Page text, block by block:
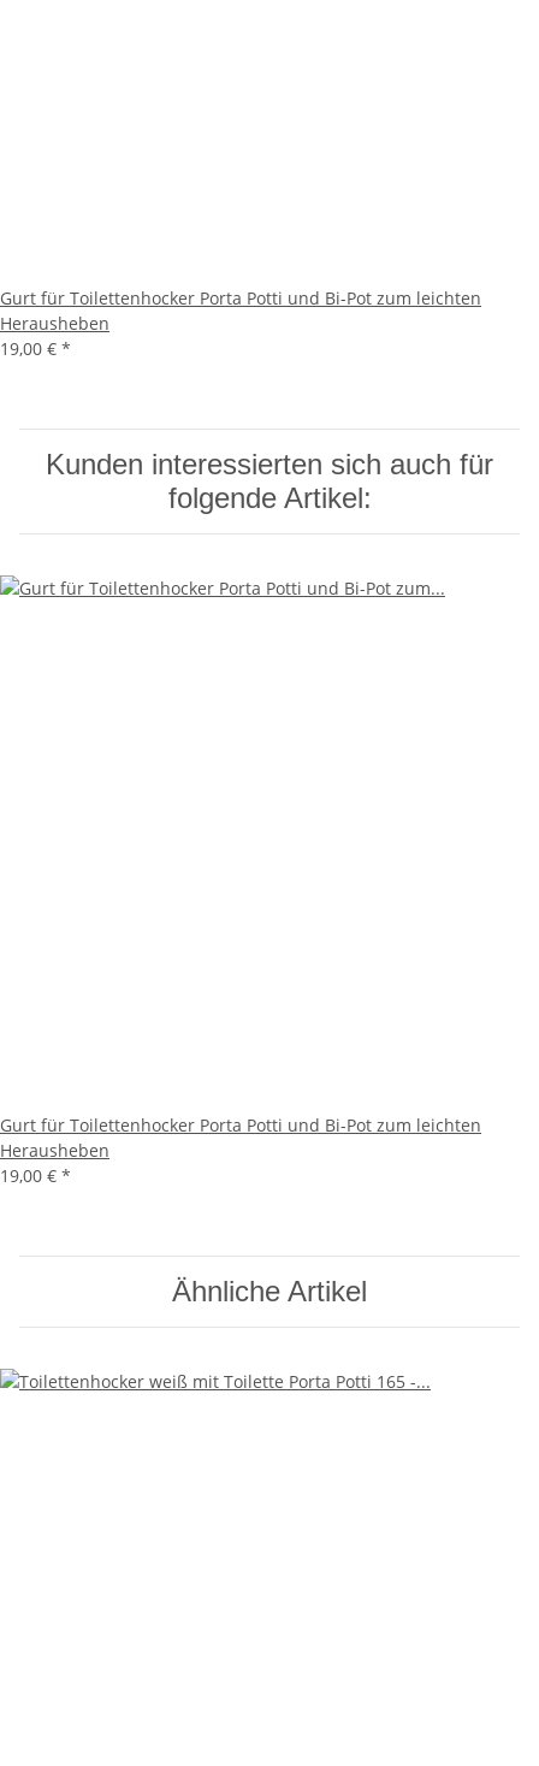
Gurt für Toilettenhocker Porta Potti und Bi-Pot zum leichten
Herausheben
19,00 € *
Kunden interessierten sich auch für
folgende Artikel:
Gurt für Toilettenhocker Porta Potti und Bi-Pot zum leichten
Herausheben
19,00 € *
Ähnliche Artikel